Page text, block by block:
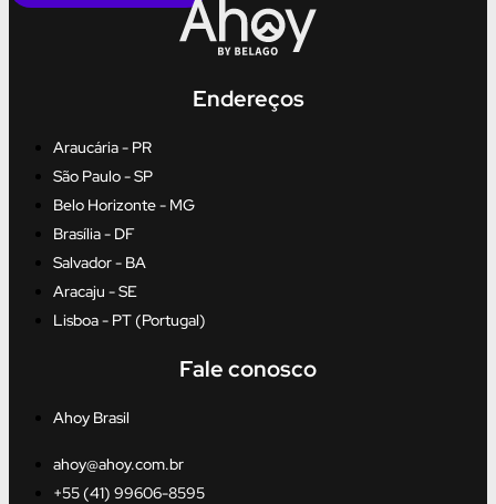
Endereços
Araucária - PR
São Paulo - SP
Belo Horizonte - MG
Brasília - DF
Salvador - BA
Aracaju - SE
Lisboa - PT (Portugal)
Fale conosco
Ahoy Brasil
ahoy@ahoy.com.br
+55 (41) 99606-8595